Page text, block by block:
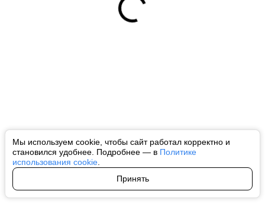
Мы используем cookie, чтобы сайт работал корректно и
становился удобнее. Подробнее — в Политике
использования cookie
Принять